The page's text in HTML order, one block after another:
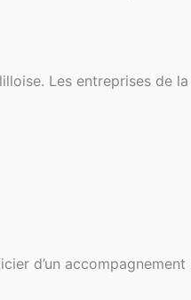
Les entreprises de
d’un